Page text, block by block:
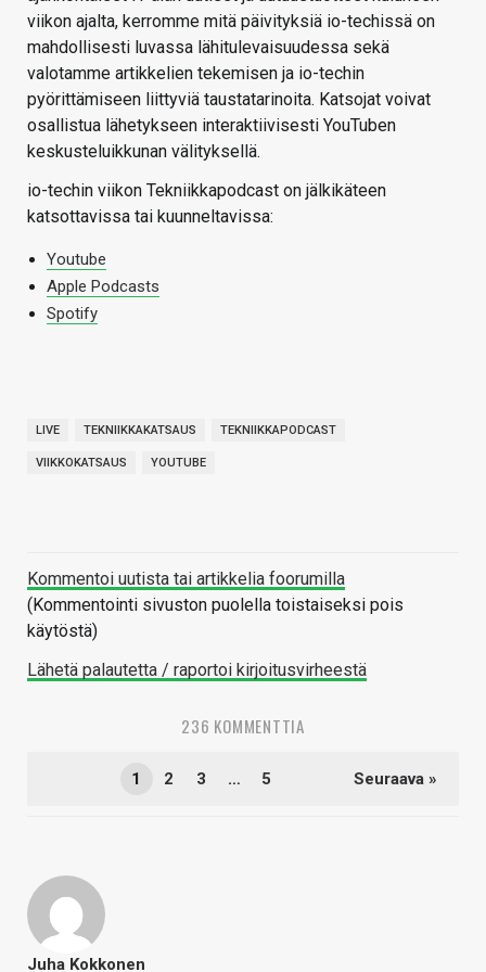
viikon ajalta, kerromme mitä päivityksiä io-techissä on
mahdollisesti luvassa lähitulevaisuudessa sekä
valotamme artikkelien tekemisen ja io-techin
pyörittämiseen liittyviä taustatarinoita. Katsojat voivat
osallistua lähetykseen interaktiivisesti YouTuben
keskusteluikkunan välityksellä.
io-techin viikon Tekniikkapodcast on jälkikäteen
katsottavissa tai kuunneltavissa:
Youtube
Apple Podcasts
Spotify
LIVE TEKNIIKKAKATSAUS TEKNIIKKAPODCAST
VIIKKOKATSAUS YOUTUBE
Kommentoi uutista tai artikkelia foorumilla
(Kommentointi sivuston puolella toistaiseksi pois
käytöstä)
Lähetä palautetta / raportoi kirjoitusvirheestä
236 KOMMENTTIA
1 2 3 … 5 Seuraava »
Juha Kokkonen